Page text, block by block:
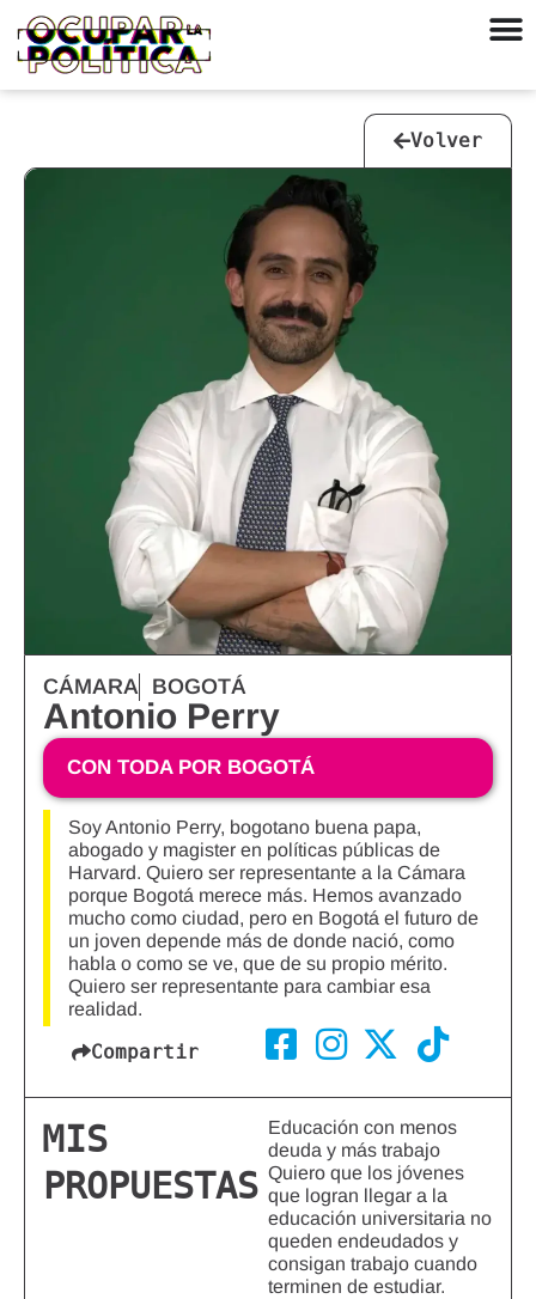
Volver
CÁMARA BOGOTÁ
Antonio Perry
CON TODA POR BOGOTÁ
Soy Antonio Perry, bogotano buena papa,
abogado y magister en políticas públicas de
Harvard. Quiero ser representante a la Cámara
porque Bogotá merece más. Hemos avanzado
mucho como ciudad, pero en Bogotá el futuro de
un joven depende más de donde nació, como
habla o como se ve, que de su propio mérito.
Quiero ser representante para cambiar esa
realidad.
Compartir
MIS
PROPUESTAS
Educación con menos
deuda y más trabajo
Quiero que los jóvenes
que logran llegar a la
educación universitaria no
queden endeudados y
consigan trabajo cuando
terminen de estudiar.